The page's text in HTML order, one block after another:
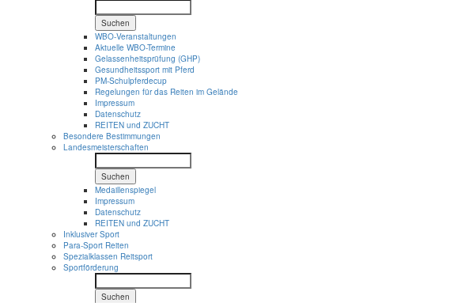
Suchen
WBO-Veranstaltungen
Aktuelle WBO-Termine
Gelassenheitsprüfung (GHP)
Gesundheitssport mit Pferd
PM-Schulpferdecup
Regelungen für das Reiten im Gelände
Impressum
Datenschutz
REITEN und ZUCHT
Besondere Bestimmungen
Landesmeisterschaften
Suchen
Medaillenspiegel
Impressum
Datenschutz
REITEN und ZUCHT
Inklusiver Sport
Para-Sport Reiten
Spezialklassen Reitsport
Sportförderung
Suchen